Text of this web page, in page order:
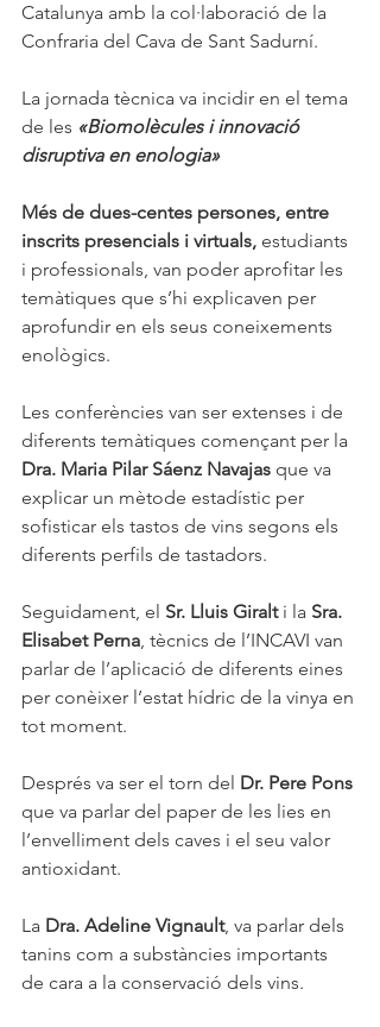
Catalunya amb la col·laboració de la
Confraria del Cava de Sant Sadurní.
La jornada tècnica va incidir en el tema
de les «Biomolècules i innovació
disruptiva en enologia»
Més de dues-centes persones, entre
inscrits presencials i virtuals, estudiants
i professionals, van poder aprofitar les
temàtiques que s’hi explicaven per
aprofundir en els seus coneixements
enològics.
Les conferències van ser extenses i de
diferents temàtiques començant per la
Dra. Maria Pilar Sáenz Navajas que va
explicar un mètode estadístic per
sofisticar els tastos de vins segons els
diferents perfils de tastadors.
Seguidament, el Sr. Lluis Giralt i la Sra.
Elisabet Perna, tècnics de l’INCAVI van
parlar de l’aplicació de diferents eines
per conèixer l’estat hídric de la vinya en
tot moment.
Després va ser el torn del Dr. Pere Pons
que va parlar del paper de les lies en
l’envelliment dels caves i el seu valor
antioxidant.
La Dra. Adeline Vignault, va parlar dels
tanins com a substàncies importants
de cara a la conservació dels vins.